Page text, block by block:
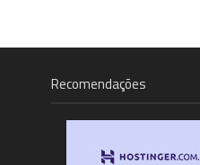
Recomendações